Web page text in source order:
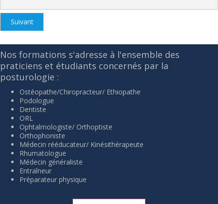
Suivant
Nos formations s'adresse à l'ensemble des
praticiens et étudiants concernés par la
posturologie :
Ostéopathe/Chiropracteur/ Ethiopathe
Podologue
Dentiste
ORL
Ophtalmologiste/ Orthoptiste
Orthophoniste
Médecin rééducateur/ Kinésithérapeute
Rhumatologue
Médecin généraliste
Entraîneur
Préparateur physique